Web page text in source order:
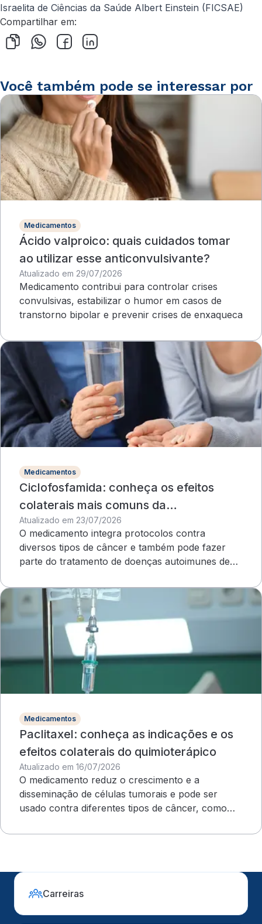
Israelita de Ciências da Saúde Albert Einstein (FICSAE)
Compartilhar em:
Você também pode se interessar por
Medicamentos
Ácido valproico: quais cuidados tomar
ao utilizar esse anticonvulsivante?
Atualizado em 29/07/2026
Medicamento contribui para controlar crises
convulsivas, estabilizar o humor em casos de
transtorno bipolar e prevenir crises de enxaqueca
Medicamentos
Ciclofosfamida: conheça os efeitos
colaterais mais comuns da
quimioterapia
Atualizado em 23/07/2026
O medicamento integra protocolos contra
diversos tipos de câncer e também pode fazer
parte do tratamento de doenças autoimunes de
Medicamentos
Paclitaxel: conheça as indicações e os
efeitos colaterais do quimioterápico
Atualizado em 16/07/2026
O medicamento reduz o crescimento e a
disseminação de células tumorais e pode ser
usado contra diferentes tipos de câncer, como
Carreiras